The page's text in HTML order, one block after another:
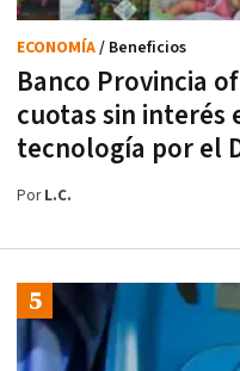
Banco Provincia
cuotas sin interés
tecnología por el
ECONOMÍA/ Beneficios
PorL.C.